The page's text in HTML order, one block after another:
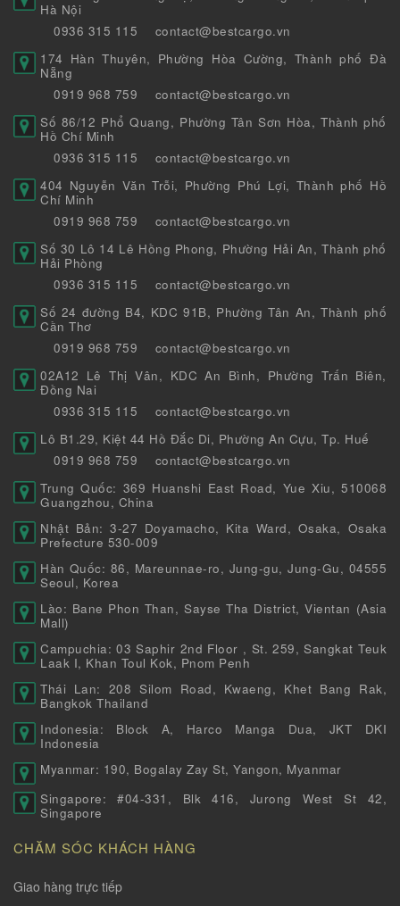
Hà Nội
0936 315 115
contact@bestcargo.vn
174 Hàn Thuyên, Phường Hòa Cường, Thành phố Đà
Nẵng
0919 968 759
contact@bestcargo.vn
Số 86/12 Phổ Quang, Phường Tân Sơn Hòa, Thành phố
Hồ Chí Minh
0936 315 115
contact@bestcargo.vn
404 Nguyễn Văn Trỗi, Phường Phú Lợi, Thành phố Hồ
Chí Minh
0919 968 759
contact@bestcargo.vn
Số 30 Lô 14 Lê Hồng Phong, Phường Hải An, Thành phố
Hải Phòng
0936 315 115
contact@bestcargo.vn
Số 24 đường B4, KDC 91B, Phường Tân An, Thành phố
Cần Thơ
0919 968 759
contact@bestcargo.vn
02A12 Lê Thị Vân, KDC An Bình, Phường Trấn Biên,
Đồng Nai
0936 315 115
contact@bestcargo.vn
Lô B1.29, Kiệt 44 Hồ Đắc Di, Phường An Cựu, Tp. Huế
0919 968 759
contact@bestcargo.vn
Trung Quốc: 369 Huanshi East Road, Yue Xiu, 510068
Guangzhou, China
Nhật Bản: 3-27 Doyamacho, Kita Ward, Osaka, Osaka
Prefecture 530-009
Hàn Quốc: 86, Mareunnae-ro, Jung-gu, Jung-Gu, 04555
Seoul, Korea
Lào: Bane Phon Than, Sayse Tha District, Vientan (Asia
Mall)
Campuchia: 03 Saphir 2nd Floor , St. 259, Sangkat Teuk
Laak I, Khan Toul Kok, Pnom Penh
Thái Lan: 208 Silom Road, Kwaeng, Khet Bang Rak,
Bangkok Thailand
Indonesia: Block A, Harco Manga Dua, JKT DKI
Indonesia
Myanmar: 190, Bogalay Zay St, Yangon, Myanmar
Singapore: #04-331, Blk 416, Jurong West St 42,
Singapore
CHĂM SÓC KHÁCH HÀNG
Giao hàng trực tiếp